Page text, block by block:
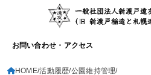
お問い合わせ・アクセス
HOME 活動履歴 公園維持管理